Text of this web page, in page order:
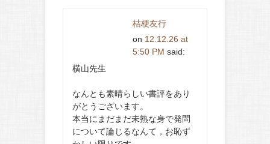
桔梗友行
on 12.12.26 at
5:50 PM said:
横山先生
なんとも素晴らしい書評をあり
がとうございます。
本当にまだまだ未熟な身で発問
について論じるなんて，お恥ず